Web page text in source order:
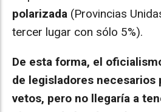
polarizada (Provincias
tercer lugar con sólo 5%).
De esta forma, el
de legisladores necesarios
vetos, pero no llegaría a